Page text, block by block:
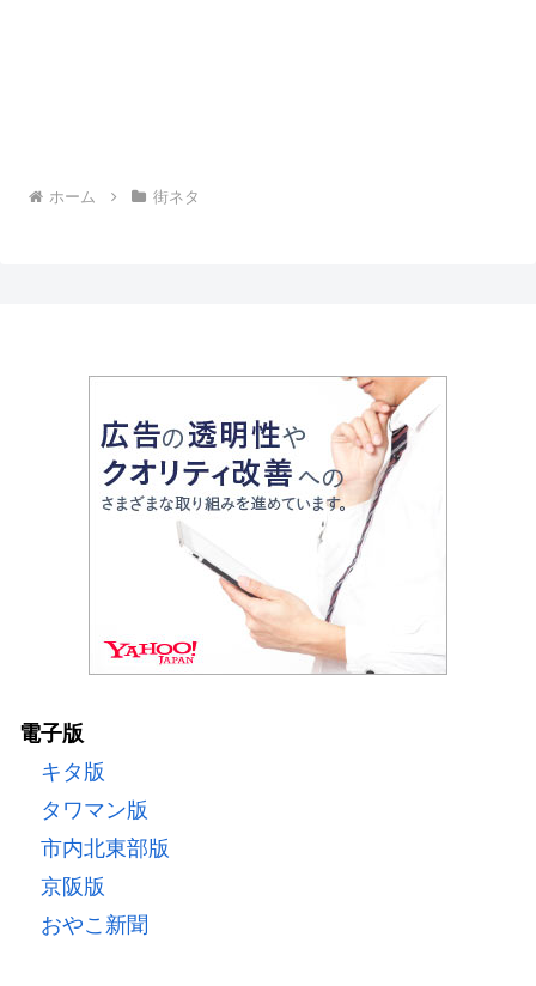
ホーム 街ネタ
電子版
キタ版
タワマン版
市内北東部版
京阪版
おやこ新聞